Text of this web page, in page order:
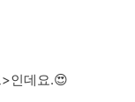
인데요.😍